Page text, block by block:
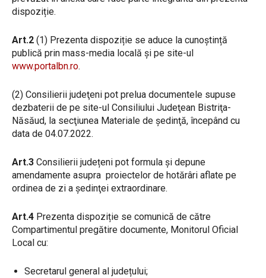
dispoziție.
Art.2 (1) Prezenta dispoziție se aduce la cunoștință
publică prin mass-media locală şi pe site-ul
www.portalbn.ro.
(2) Consilierii judeţeni pot prelua documentele supuse
dezbaterii de pe site-ul Consiliului Judeţean Bistriţa-
Năsăud, la secţiunea Materiale de şedinţă, începând cu
data de 04.07.2022.
Art.3 Consilierii județeni pot formula și depune
amendamente asupra proiectelor de hotărâri aflate pe
ordinea de zi a şedinţei extraordinare.
Art.4 Prezenta dispoziție se comunică de către
Compartimentul pregătire documente, Monitorul Oficial
Local cu:
Secretarul general al județului;